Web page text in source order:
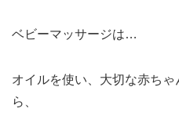
ベビーマッサージは…
オイルを使い、大切な赤ち
ら、